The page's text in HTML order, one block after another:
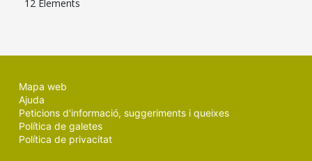
12 Elements
Mapa web
Ajuda
Peticions d'informació, suggeriments i queixes
Política de galetes
Política de privacitat